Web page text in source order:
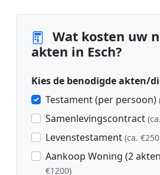
Wat kosten uw
akten in Esch?
Kies de benodigde akten/
Testament (per persoon)
Samenlevingscontract
Levenstestament (ca.
Aankoop Woning (2
€1200)